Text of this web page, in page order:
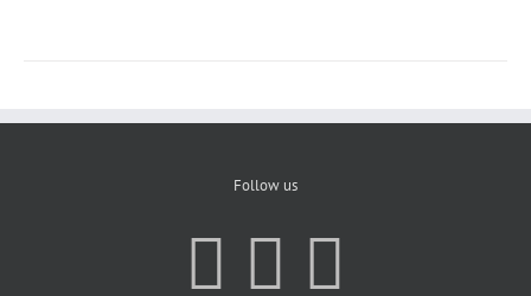
Follow us